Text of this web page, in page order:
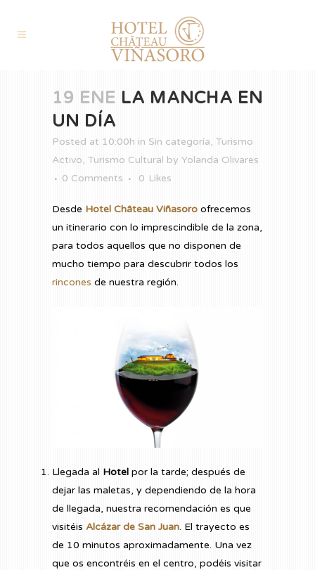
19 ENE LA MANCHA EN
UN DÍA
Posted at 10:00h in Sin categoría, Turismo
Activo, Turismo Cultural by Yolanda Olivares
0 Comments
0 Likes
Desde Hotel Château Viñasoro ofrecemos
un itinerario con lo imprescindible de la zona,
para todos aquellos que no disponen de
mucho tiempo para descubrir todos los
rincones de nuestra región.
Llegada al Hotel por la tarde; después de
dejar las maletas, y dependiendo de la hora
de llegada, nuestra recomendación es que
visitéis Alcázar de San Juan. El trayecto es
de 10 minutos aproximadamente. Una vez
que os encontréis en el centro, podéis visitar